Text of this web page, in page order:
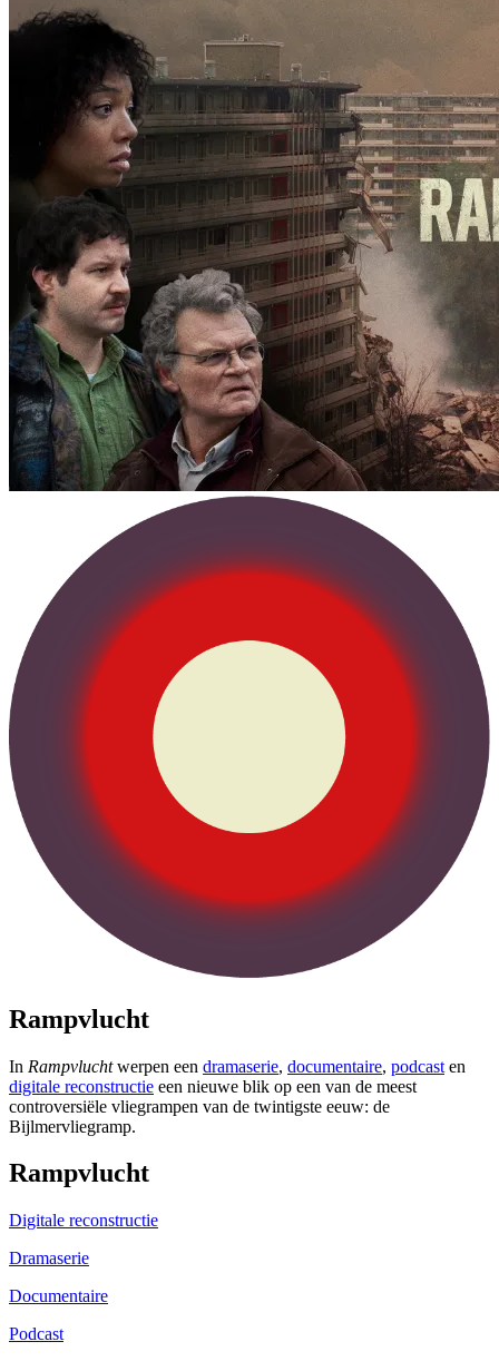
Rampvlucht
In Rampvluchtwerpen een dramaserie, documentaire, podcast en
digitale reconstructie een nieuwe blik op een van de meest
controversiële vliegrampen van de twintigste eeuw: de
Bijlmervliegramp.
Rampvlucht
Digitale reconstructie
Dramaserie
Documentaire
Podcast